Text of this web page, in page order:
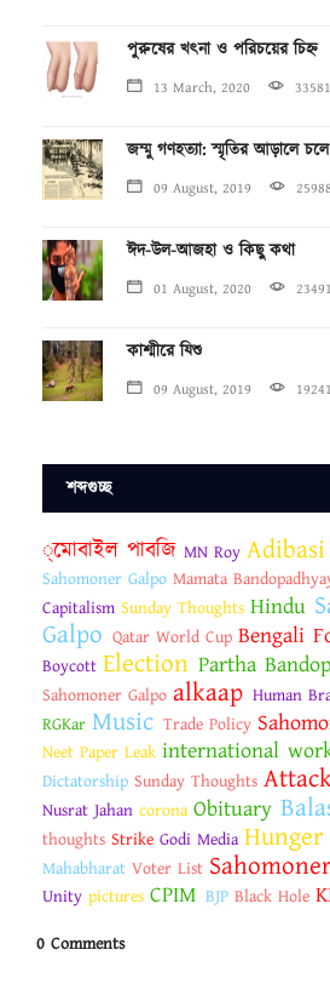
পুরুষের খৎনা ও পরিচয়ের চিহ্ন
13 March, 2020
জম্মু গণহত্যা: স্মৃতির আড়ালে
09 August, 2019
ঈদ-উল-আজহা ও কিছু কথা
01 August, 2020
কাশ্মীরে যিশু
09 August, 2019
শব্দগুচ্ছ
্মোবাইল পাবজি MN Roy Adibasi
Sahomoner Galpo Mamata
Capitalism Sunday Thoughts Hindu
Galpo Qatar World Cup Bengali
Boycott Election Partha
Sahomoner Galpo alkaap Human
RGKar Music Trade Policy
Neet Paper Leak international
Dictatorship Sunday Thoughts
Nusrat Jahan corona Obituary
thoughts Strike Godi Media
Mahabharat Voter List
Unity pictures CPIM BJP Black Hole
0 Comments